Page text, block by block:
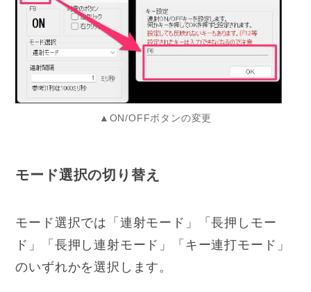
▲ON/OFFボタンの変更
モード選択の切り替え
モード選択では「連射モード」「長押しモー
ド」「長押し連射モード」「キー連打モード」
のいずれかを選択します。